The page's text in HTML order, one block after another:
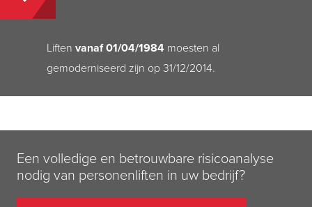
Liftenvanaf 01/04/1984 moesten al
gemoderniseerd zijn op 31/12/2014.
Een volledige en betrouwbare risicoanalyse
nodig van personenliften in uw bedrijf?